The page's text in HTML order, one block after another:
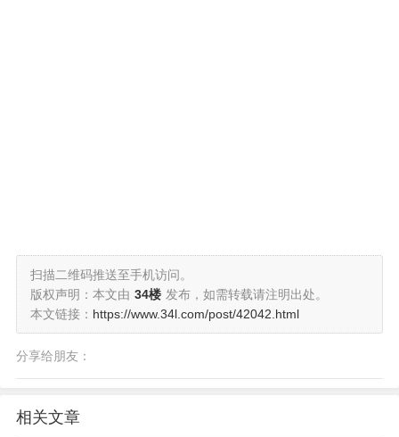
扫描二维码推送至手机访问。
版权声明：本文由 34楼 发布，如需转载请注明出处。
本文链接： https://www.34l.com/post/42042.html
分享给朋友：
相关文章